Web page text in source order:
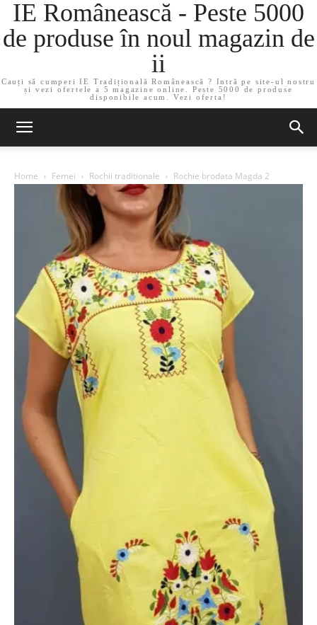
IE Românească - Peste 5000
de produse în noul magazin de
ii
Cauți să cumperi IE Tradițională Românească ? Intră pe site-ul nostru
și vezi ofertele a 5 magazine online. Peste 5000 de produse
disponibile acum. Vezi oferta!
Home Femei Rochii traditionale Rochie brodata Magda 2